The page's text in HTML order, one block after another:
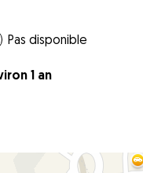
Pas disponible
1 an